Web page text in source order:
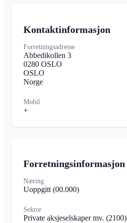
Kontaktinformasjon
Forretningsadresse
Abbedikollen 3
0280 OSLO
OSLO
Norge
Mobil
+
Forretningsinformasjon
Næring
Uoppgitt (00.000)
Sektor
Private aksjeselskaper mv. (2100)